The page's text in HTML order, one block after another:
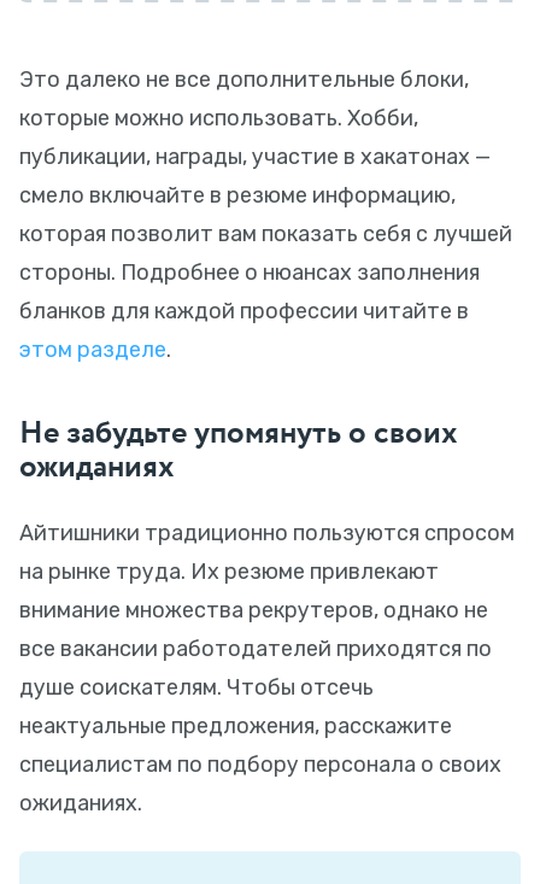
Это далеко не все дополнительные блоки,
которые можно использовать. Хобби,
публикации, награды, участие в хакатонах —
смело включайте в резюме информацию,
которая позволит вам показать себя с лучшей
стороны. Подробнее о нюансах заполнения
бланков для каждой профессии читайте в
этом разделе.
Не забудьте упомянуть о своих
ожиданиях
Айтишники традиционно пользуются спросом
на рынке труда. Их резюме привлекают
внимание множества рекрутеров, однако не
все вакансии работодателей приходятся по
душе соискателям. Чтобы отсечь
неактуальные предложения, расскажите
специалистам по подбору персонала о своих
ожиданиях.